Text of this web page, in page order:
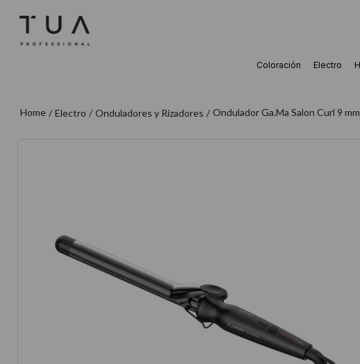
Coloración Electro
Electro Onduladores y Rizadores Ondulador Ga.Ma Salon Curl 9
10 protector térmico